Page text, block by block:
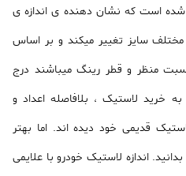
شده است که نشان دهنده ی اندازه ی
سایز تغییر میکند و بر اساس
منظر و قطر رینگ میباشند درج
به خرید لاستیک ، بلافاصله اعداد و
قدیمی خود دیده اند. اما بهتر
اندازه لاستیک خودرو با علایمی